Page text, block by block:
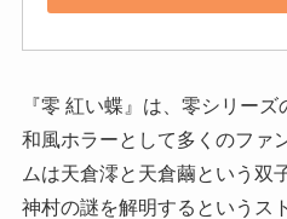
『零 紅い蝶』は、零シリーズ
和風ホラーとして多くのファ
ムは天倉澪と天倉繭という双
神村の謎を解明するというス